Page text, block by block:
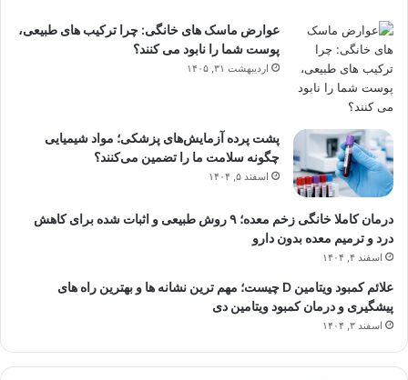
عوارض ماسک های خانگی: چرا ترکیب های طبیعی،
پوست شما را نابود می کنند؟
اردیبهشت ۳۱, ۱۴۰۵
پشت پرده آزمایش‌های پزشکی؛ مواد شیمیایی
چگونه سلامت ما را تضمین می‌کنند؟
اسفند ۵, ۱۴۰۴
درمان کاملا خانگی زخم معده؛ ۹ روش طبیعی و اثبات شده برای کاهش
درد و ترمیم معده بدون دارو
اسفند ۴, ۱۴۰۴
علائم کمبود ویتامین D چیست؛ مهم ترین نشانه ها و بهترین راه های
پیشگیری و درمان کمبود ویتامین دی
اسفند ۳, ۱۴۰۴